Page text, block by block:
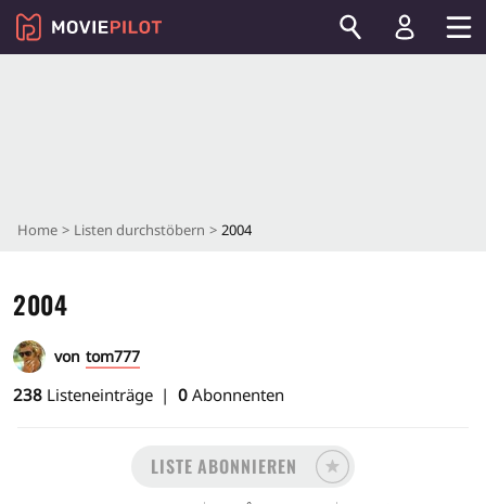
Home Listen durchstöbern 2004
2004
von tom777
238 Listeneinträge 0 Abonnenten
LISTE ABONNIEREN